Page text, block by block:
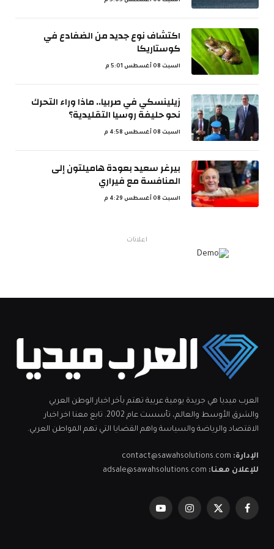
اكتشاف نوع جديد من الضفادع في
كوستاريكا
السبت 08 أغسطس 5:01 م
زيلينسكي في صربيا.. ماذا وراء التحرك
نحو حليفة روسيا التقليدية؟
السبت 08 أغسطس 4:58 م
بيرغر سعيد بعودة هاميلتون إلى
المنافسة مع فيراري
السبت 08 أغسطس 4:29 م
اعلانات
العرب ميديا هي جريدة يومية عربية تهتم بآخر اخبار الوطن العربي
والشرق الأوسط والعالم، تأسست عام 2002. تابع معنا اخر اخبار
الاقتصاد والرياضة والسياسة واهم القضايا التي تهم المواطن العربي.
الإدارة: contact@sawahsolutions.com
للإعلان معنا: adsale@sawahsolutions.com
فيسبوكX
الانستغراميوتيوب